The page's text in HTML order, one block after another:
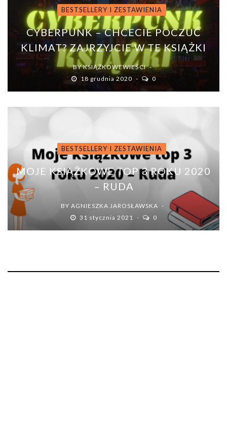
BESTSELLERY I ZESTAWIENIA
CYBERPUNK – CHCECIE POCZUĆ
KLIMAT? ZAJRZYJCIE W TE KSIĄŻKI
BYKSIĄŻKOWEWIEŚCI
18 grudnia 2020
0
BESTSELLERY I ZESTAWIENIA
MOJE KSIĄŻKOWE TOP 3 ROKU 2020
– RUDA
BY AGNIESZKA JAROSŁAWSKA
31 stycznia 2021
0